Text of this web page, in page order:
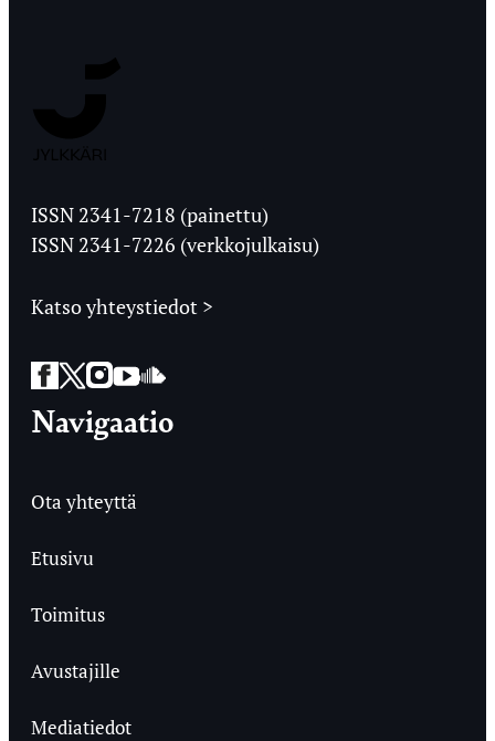
Ylioppilaslehti
ISSN 2341-7218 (painettu)
ISSN 2341-7226 (verkkojulkaisu)
Katso yhteystiedot >
Facebook
Twitter
Instagram
YouTube
SoundCloud
Navigaatio
Ota yhteyttä
Etusivu
Toimitus
Avustajille
Mediatiedot